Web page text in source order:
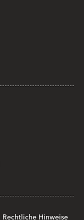
Rechtliche Hinweise